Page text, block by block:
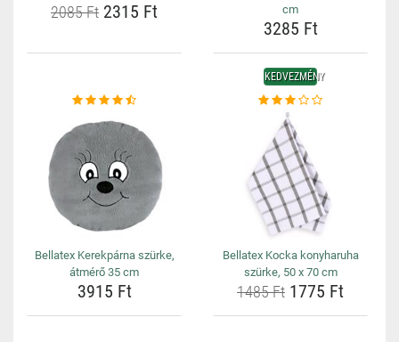
2085 Ft 2315 Ft
cm
3285 Ft
Bellatex Kerekpárna szürke,
átmérő 35 cm
3915 Ft
KEDVEZMÉNY
Bellatex Kocka konyharuha
szürke, 50 x 70 cm
1485 Ft 1775 Ft